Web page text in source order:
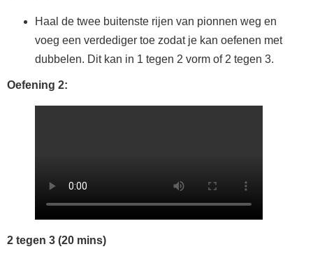
Haal de twee buitenste rijen van pionnen weg en
voeg een verdediger toe zodat je kan oefenen met
dubbelen. Dit kan in 1 tegen 2 vorm of 2 tegen 3.
Oefening 2:
2 tegen 3 (20 mins)